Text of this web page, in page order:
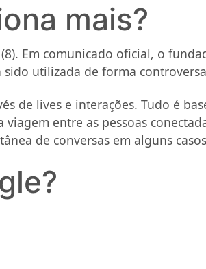
mais?
Em comunicado oficial, o
utilizada de forma
de lives e interações. Tudo é
entre as pessoas
de conversas em alguns